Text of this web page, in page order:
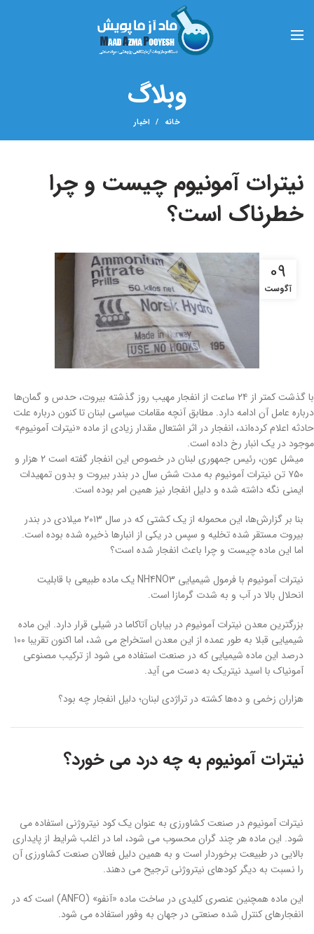
وبلاگ
خانه اخبار
نیترات آمونیوم چیست و چرا
خطرناک است؟
09
آگوست
با گذشت کمتر از ۲۴ ساعت از انفجار مهیب روز گذشته بیروت، حدس و گمان‌ها
درباره عامل آن ادامه دارد. مطابق آنچه مقامات سیاسی لبنان تا کنون درباره علت
حادثه اعلام کرده‌اند، انفجار در اثر اشتعال مقدار زیادی از ماده «نیترات آمونیوم»
موجود در یک انبار رخ داده است.
میشل عون، رئیس جمهوری لبنان در خصوص این انفجار گفته است ۲ هزار و
۷۵۰ تن نیترات آمونیوم به مدت شش سال در بندر بیروت و بدون تمهیدات
ایمنی نگه داشته شده و دلیل انفجار نیز همین امر بوده است.
بنا بر گزارش‌ها، این محموله از یک کشتی که در سال ۲۰۱۳ میلادی در بندر
بیروت مستقر شده تخلیه و سپس در یکی از انبارها ذخیره شده بوده است.
اما این ماده چیست و چرا باعث انفجار شده است؟
نیترات آمونیوم با فرمول شیمیایی NH4NO3 یک ماده طبیعی با قابلیت
انحلال بالا در آب و به شدت گرمازا است.
بزرگترین معدن نیترات آمونیوم در بیابان آتاکاما در شیلی قرار دارد. این ماده
شیمیایی قبلا به طور عمده از این معدن استخراج می شد، اما اکنون تقریبا ۱۰۰
درصد این ماده شیمیایی که در صنعت استفاده می شود از ترکیب مصنوعی
آمونیاک با اسید نیتریک به دست می آید.
هزاران زخمی و ده‌ها کشته در تراژدی لبنان؛ دلیل انفجار چه بود؟
نیترات آمونیوم به چه درد می خورد؟
نیترات آمونیوم در صنعت کشاورزی به عنوان یک کود نیتروژنی استفاده می
شود. این ماده هر چند گران محسوب می شود، اما در اغلب شرایط از پایداری
بالایی در طبیعت برخوردار است و به همین دلیل فعالان صنعت کشاورزی آن
را نسبت به دیگر کودهای نیتروژنی ترجیح می دهند.
این ماده همچنین عنصری کلیدی در ساخت ماده «آنفو» (ANFO) است که در
انفجارهای کنترل شده صنعتی در جهان به وفور استفاده می شود.